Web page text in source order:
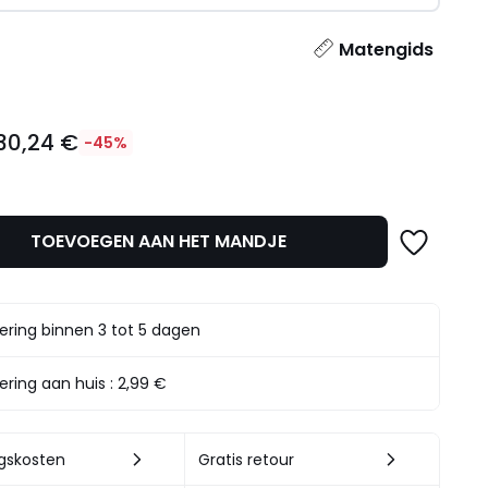
Matengids
€ -45%
TOEVOEGEN AAN HET MANDJE
binnen 3 tot 5 dagen
aan huis :2,99 €
Gratis retour